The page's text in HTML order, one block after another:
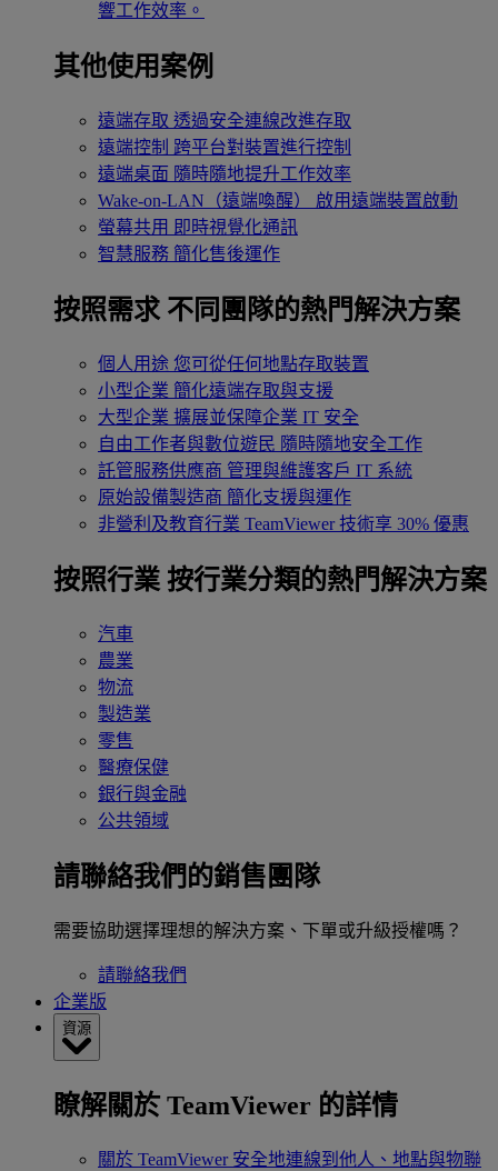
響工作效率。
其他使用案例
遠端存取 透過安全連線改進存取
遠端控制 跨平台對裝置進行控制
遠端桌面 隨時隨地提升工作效率
Wake-on-LAN（遠端喚醒）
啟用遠端裝置啟動
螢幕共用 即時視覺化通訊
智慧服務 簡化售後運作
按照需求 不同團隊的熱門解決方案
個人用途 您可從任何地點存取裝置
小型企業 簡化遠端存取與支援
大型企業 擴展並保障企業 IT 安全
自由工作者與數位遊民 隨時隨地安全工作
託管服務供應商 管理與維護客戶 IT 系統
原始設備製造商 簡化支援與運作
非營利及教育行業 TeamViewer 技術享 30% 優惠
按照行業 按行業分類的熱門解決方案
汽車
農業
物流
製造業
零售
醫療保健
銀行與金融
公共領域
請聯絡我們的銷售團隊
需要協助選擇理想的解決方案、下單或升級授權嗎？
請聯絡我們
企業版
資源
瞭解關於 TeamViewer 的詳情
關於 TeamViewer 安全地連線到他人、地點與物聯